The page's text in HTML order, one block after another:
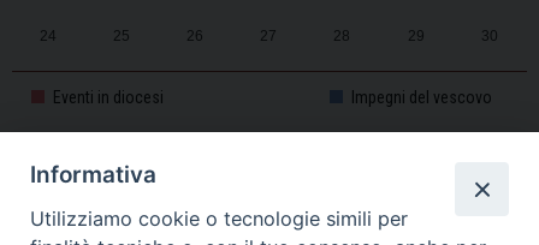
24 25 26 27 28 29 30
Eventi in diocesi Impegni del vescovo
CALENDARIO PASTORALE 2025-2026
Informativa
Utilizziamo cookie o tecnologie simili per